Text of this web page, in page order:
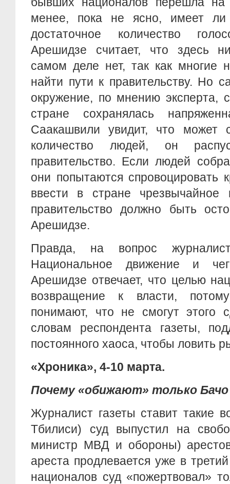
менее, пока не ясно, имеет ли
достаточное количество
Арешидзе считает, что здесь
самом деле нет, так как многие
найти пути к правительству. Но
окружение, по мнению эксперта,
стране сохранялась
Саакашвили увидит, что может
количество людей, он
правительство. Если людей
они попытаются спровоцировать
ввести в стране чрезвычайное
правительство должно быть
Арешидзе.
Правда, на вопрос
Национальное движение и
Арешидзе отвечает, что целью
возвращение к власти,
понимают, что не смогут этого
словам респондента газеты,
постоянного хаоса, чтобы ловить
«Хроника», 4-10 марта.
Почему «обижают» только
Журналист газеты ставит такие
Тбилиси) суд выпустил на
министр МВД и обороны)
ареста продлевается уже в
националов суд «пожертвовал»